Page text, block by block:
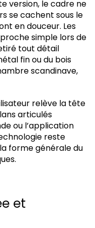
version, le cadre ne
se cachent sous le
en douceur. Les
simple lors de
tout détail
fin ou du bois
scandinave,
relève la tête
articulés
ou l’application
reste
forme générale du
et